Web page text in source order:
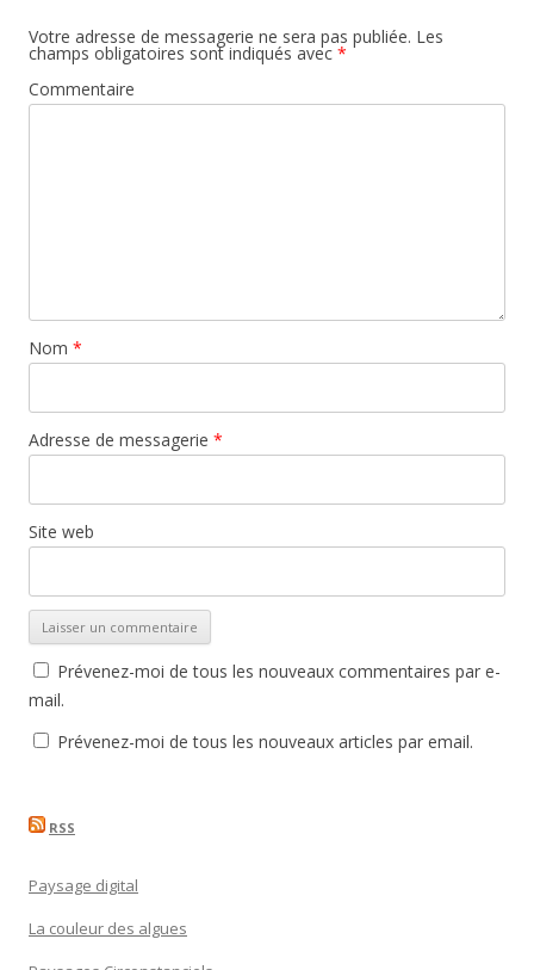
Votre adresse de messagerie ne sera pas publiée. Les
champs obligatoires sont indiqués avec *
Commentaire
Nom *
Adresse de messagerie *
Site web
Prévenez-moi de tous les nouveaux commentaires par e-
mail.
Prévenez-moi de tous les nouveaux articles par email.
RSS
Paysage digital
La couleur des algues